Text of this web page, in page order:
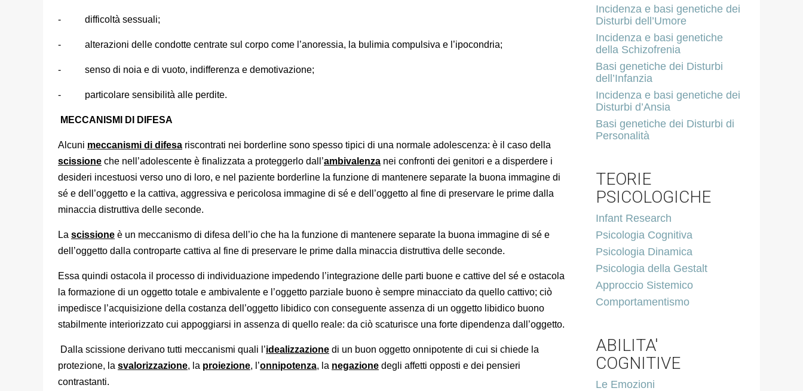
- difficoltà sessuali;
- alterazioni delle condotte centrate sul corpo come l’anoressia, la bulimia compulsiva e l’ipocondria;
- senso di noia e di vuoto, indifferenza e demotivazione;
- particolare sensibilità alle perdite.
MECCANISMI DI DIFESA
Alcuni meccanismi di difesa riscontrati nei borderline sono spesso tipici di una normale adolescenza: è il caso della
scissione che nell’adolescente è finalizzata a proteggerlo dall’ambivalenza nei confronti dei genitori e a disperdere i
desideri incestuosi verso uno di loro, e nel paziente borderline la funzione di mantenere separate la buona immagine di
sé e dell’oggetto e la cattiva, aggressiva e pericolosa immagine di sé e dell’oggetto al fine di preservare le prime dalla
minaccia distruttiva delle seconde.
La scissione è un meccanismo di difesa dell’io che ha la funzione di mantenere separate la buona immagine di sé e
dell’oggetto dalla controparte cattiva al fine di preservare le prime dalla minaccia distruttiva delle seconde.
Essa quindi ostacola il processo di individuazione impedendo l’integrazione delle parti buone e cattive del sé e ostacola
la formazione di un oggetto totale e ambivalente e l’oggetto parziale buono è sempre minacciato da quello cattivo; ciò
impedisce l’acquisizione della costanza dell’oggetto libidico con conseguente assenza di un oggetto libidico buono
stabilmente interiorizzato cui appoggiarsi in assenza di quello reale: da ciò scaturisce una forte dipendenza dall’oggetto.
Dalla scissione derivano tutti meccanismi quali l’idealizzazione di un buon oggetto onnipotente di cui si chiede la
protezione, la svalorizzazione, la proiezione, l’onnipotenza, la negazione degli affetti opposti e dei pensieri
contrastanti.
Incidenza e basi genetiche dei
Disturbi dell’Umore
Incidenza e basi genetiche
della Schizofrenia
Basi genetiche dei Disturbi
dell’Infanzia
Incidenza e basi genetiche dei
Disturbi d’Ansia
Basi genetiche dei Disturbi di
Personalità
TEORIE
PSICOLOGICHE
Infant Research
Psicologia Cognitiva
Psicologia Dinamica
Psicologia della Gestalt
Approccio Sistemico
Comportamentismo
ABILITA'
COGNITIVE
Le Emozioni